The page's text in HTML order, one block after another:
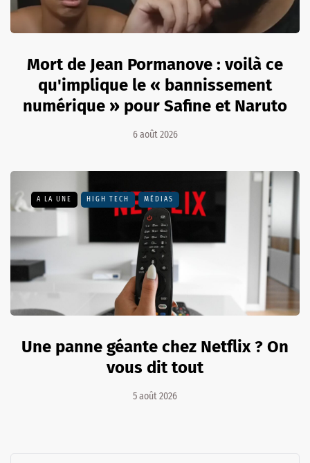
Mort de Jean Pormanove : voilà ce
qu'implique le « bannissement
numérique » pour Safine et Naruto
6 août 2026
A LA UNE HIGH TECH MÉDIAS
Une panne géante chez Netflix ? On
vous dit tout
5 août 2026